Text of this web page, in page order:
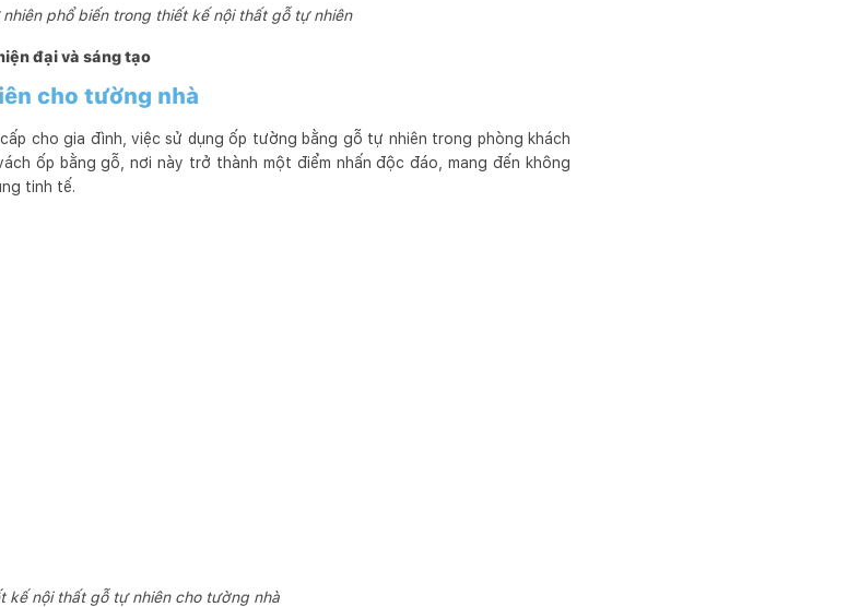
phổ biến trong thiết kế nội thất gỗ tự nhiên
đại và sáng tạo
cho tường nhà
cho gia đình, việc sử dụng ốp tường bằng gỗ tự nhiên trong phòng khách
ốp bằng gỗ, nơi này trở thành một điểm nhấn độc đáo, mang đến không
tinh tế.
kế nội thất gỗ tự nhiên cho tường nhà